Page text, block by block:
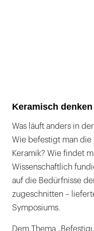
Keramisch
Was läuft anders in
Wie befestigt man die
Keramik? Wie findet
Wissenschaftlich
auf die Bedürfnisse
zugeschnitten –
Symposiums.
Dem Thema